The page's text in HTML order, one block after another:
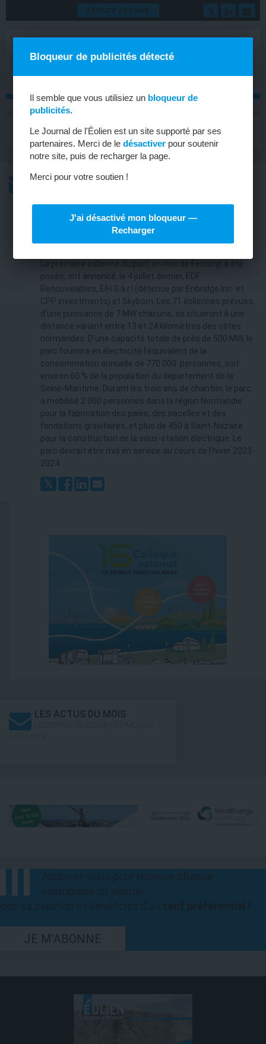
ESPACE ABONNÉ
MENU
L’ACTU
ÉOLIEN EN MER
Première éolienne posée à Fécamp
posée, ont annoncé, le 4 juillet dernier, EDF
Renouvelables, EIH S.à.r.l (détenue par Enbridge Inc. et
CPP investments) et Skyborn. Les 71 éoliennes prévues,
d’une puissance de 7 MW chacune, se situeront à une
distance variant entre 13 et 24 kilomètres des côtes
normandes. D’une capacité totale de près de 500 MW, le
parc fournira en électricité l’équivalent de la
consommation annuelle de 770 000 personnes, soit
environ 60 % de la population du département de la
Seine-Maritime. Durant les trois ans de chantier, le parc
a mobilisé 2 000 personnes dans la région Normandie
pour la fabrication des pales, des nacelles et des
fondations gravitaires, et plus de 450 à Saint-Nazaire
pour la construction de la sous-station électrique. Le
parc devrait être mis en service au cours de l’hiver 2023-
2024.
LES ACTUS DU MOIS
JE M'ABONNE
Bloqueur de publicités détecté
Il semble que vous utilisiez un bloqueur de
publicités.
Le Journal de l'Éolien est un site supporté par ses
partenaires. Merci de ledésactiver pour soutenir
notre site, puis de recharger la page.
Merci pour votre soutien !
J'ai désactivé mon bloqueur —
Recharger